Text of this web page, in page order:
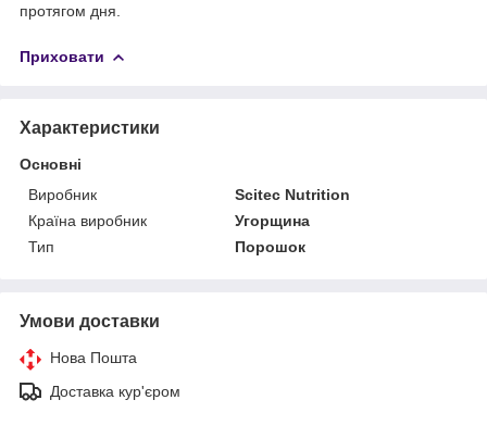
протягом дня.
Приховати
Характеристики
Основні
Виробник
Scitec Nutrition
Країна виробник
Угорщина
Тип
Порошок
Умови доставки
Нова Пошта
Доставка кур'єром